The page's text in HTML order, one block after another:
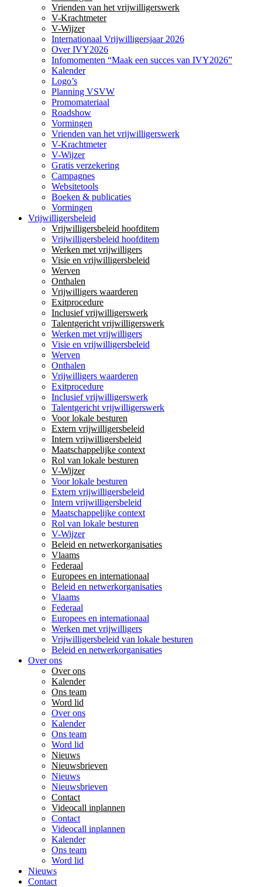
Vrienden van het vrijwilligerswerk
V-Krachtmeter
V-Wijzer
Internationaal Vrijwilligersjaar 2026
Over IVY2026
Infomomenten “Maak een succes van IVY2026”
Kalender
Logo’s
Planning VSVW
Promomateriaal
Roadshow
Vormingen
Vrienden van het vrijwilligerswerk
V-Krachtmeter
V-Wijzer
Gratis verzekering
Campagnes
Websitetools
Boeken & publicaties
Vormingen
Vrijwilligersbeleid
Vrijwilligersbeleid hoofditem
Vrijwilligersbeleid hoofditem
Werken met vrijwilligers
Visie en vrijwilligersbeleid
Werven
Onthalen
Vrijwilligers waarderen
Exitprocedure
Inclusief vrijwilligerswerk
Talentgericht vrijwilligerswerk
Werken met vrijwilligers
Visie en vrijwilligersbeleid
Werven
Onthalen
Vrijwilligers waarderen
Exitprocedure
Inclusief vrijwilligerswerk
Talentgericht vrijwilligerswerk
Voor lokale besturen
Extern vrijwilligersbeleid
Intern vrijwilligersbeleid
Maatschappelijke context
Rol van lokale besturen
V-Wijzer
Voor lokale besturen
Extern vrijwilligersbeleid
Intern vrijwilligersbeleid
Maatschappelijke context
Rol van lokale besturen
V-Wijzer
Beleid en netwerkorganisaties
Vlaams
Federaal
Europees en internationaal
Beleid en netwerkorganisaties
Vlaams
Federaal
Europees en internationaal
Werken met vrijwilligers
Vrijwilligersbeleid van lokale besturen
Beleid en netwerkorganisaties
Over ons
Over ons
Kalender
Ons team
Word lid
Over ons
Kalender
Ons team
Word lid
Nieuws
Nieuwsbrieven
Nieuws
Nieuwsbrieven
Contact
Videocall inplannen
Contact
Videocall inplannen
Kalender
Ons team
Word lid
Nieuws
Contact